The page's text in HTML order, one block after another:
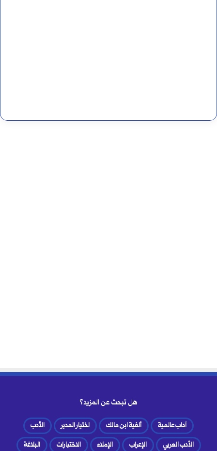
هل تبحث عن المزيد؟
آداب عالمية ألفية ابن مالك اختيار المدير
الأدب
الأدب العربي
الإعراب الإملاء الاختبارات
البلاغة